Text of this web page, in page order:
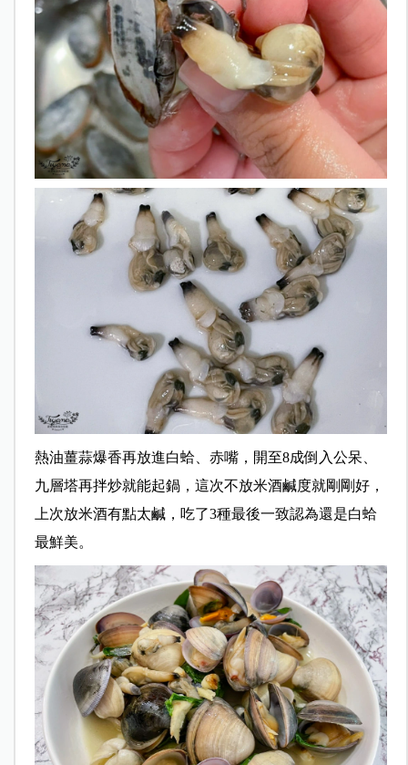
熱油薑蒜爆香再放進白蛤、赤嘴，開至8成倒入公呆、
九層塔再拌炒就能起鍋，這次不放米酒鹹度就剛剛好，
上次放米酒有點太鹹，吃了3種最後一致認為還是白蛤
最鮮美。